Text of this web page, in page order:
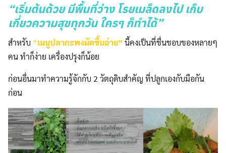
“เริ่มต้นด้วย มีพื้นที่ว่าง โรยเมล็ดลงไป เก็บ
เกี่ยวความสุขทุกวัน ใครๆ ก็ทำได้”
สำหรับ “เมนูปลากะพงผัดขึ้นฉ่าย” นี้คงเป็นที่ชื่นชอบของหลายๆ
คน ทำก็ง่าย เครื่องปรุงก็น้อย
ก่อนอื่นมาทำความรู้จักกับ 2 วัตถุดิบสำคัญ ที่ปลูกเองกับมือกัน
ก่อน